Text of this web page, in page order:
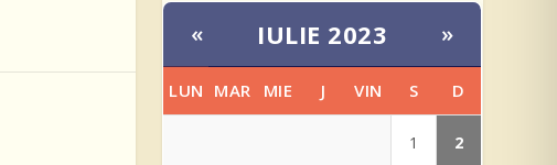
« IULIE 2023 »
LUN MAR MIE J VIN S D
1 2